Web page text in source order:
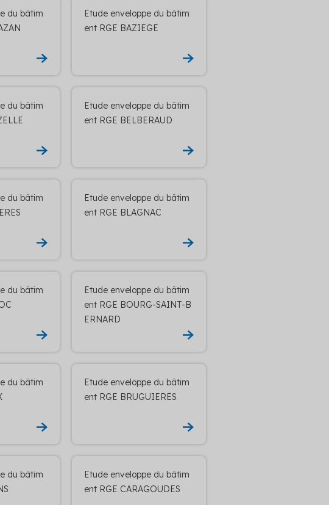
du bâtim
Etude enveloppe du bâtim
ent RGE BAZIEGE
du bâtim
Etude enveloppe du bâtim
ent RGE BELBERAUD
du bâtim
Etude enveloppe du bâtim
ent RGE BLAGNAC
du bâtim
Etude enveloppe du bâtim
ent RGE BOURG-SAINT-B
ERNARD
du bâtim
Etude enveloppe du bâtim
ent RGE BRUGUIERES
du bâtim
Etude enveloppe du bâtim
ent RGE CARAGOUDES